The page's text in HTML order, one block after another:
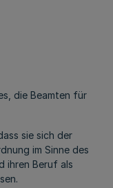
die Beamten für
sie sich der
im Sinne des
ihren Beruf als